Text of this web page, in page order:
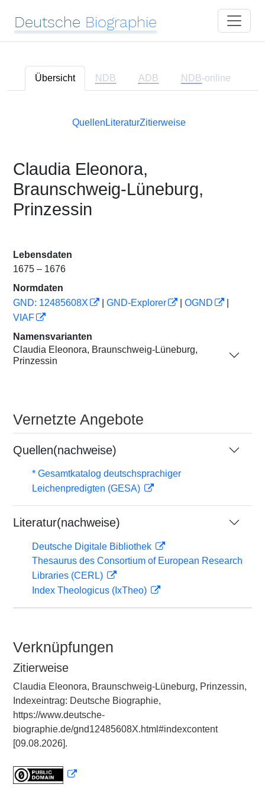
Deutsche Biographie
Übersicht NDB ADB NDB-online
Quellen LiteraturZitierweise
Claudia Eleonora,
Braunschweig-Lüneburg,
Prinzessin
Lebensdaten
1675 – 1676
Normdaten
GND: 12485608X
GND-Explorer OGND
VIAF
Namensvarianten
Claudia Eleonora, Braunschweig-Lüneburg,
Prinzessin
Vernetzte Angebote
Quellen(nachweise)
* Gesamtkatalog deutschsprachiger
Leichenpredigten (GESA)
Literatur(nachweise)
Deutsche Digitale Bibliothek
Thesaurus des Consortium of European Research
Libraries (CERL)
Index Theologicus (IxTheo)
Verknüpfungen
Zitierweise
Claudia Eleonora, Braunschweig-Lüneburg, Prinzessin,
Indexeintrag: Deutsche Biographie,
https://www.deutsche-
biographie.de/gnd12485608X.html#indexcontent
[09.08.2026].